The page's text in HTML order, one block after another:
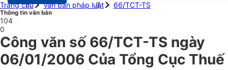
Trang chủ
Văn bản pháp luật 66/TCT-TS
Thông tin văn bản
104
0
Công văn số 66/TCT-TS ngày
06/01/2006 Của Tổng Cục Thuế